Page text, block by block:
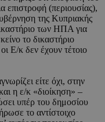
επιστροφή (περιουσίας),
της Κυπριακής
των ΗΠΑ για
το δικαστήριο
Ε/κ δεν έχουν τέτοιο
είτε όχι, στην
η ε/κ «διοίκηση» –
υπέρ του δημοσίου
το αντίστοιχο